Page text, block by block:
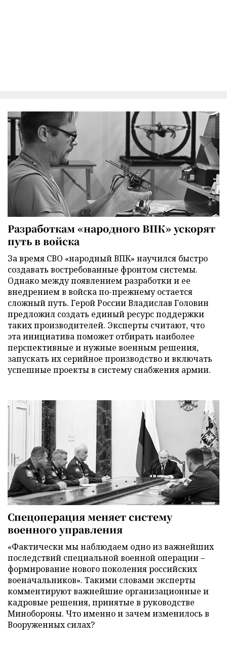
Разработкам «народного ВПК» ускорят
путь в войска
За время СВО «народный ВПК» научился быстро
создавать востребованные фронтом системы.
Однако между появлением разработки и ее
внедрением в войска по-прежнему остается
сложный путь. Герой России Владислав Головин
предложил создать единый ресурс поддержки
таких производителей. Эксперты считают, что
эта инициатива поможет отбирать наиболее
перспективные и нужные военным решения,
запускать их серийное производство и включать
успешные проекты в систему снабжения армии.
Спецоперация меняет систему
военного управления
«Фактически мы наблюдаем одно из важнейших
последствий специальной военной операции –
формирование нового поколения российских
военачальников». Такими словами эксперты
комментируют важнейшие организационные и
кадровые решения, принятые в руководстве
Минобороны. Что именно и зачем изменилось в
Вооруженных силах?